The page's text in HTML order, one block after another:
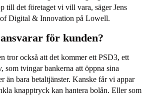
till det företaget vi vill vara, säger Jens
Digital & Innovation på Lowell.
för kunden?
tror också att det kommer ett PSD3, ett
som tvingar bankerna att öppna sina
än bara betaltjänster. Kanske får vi appar
knapptryck kan hantera bolån. Eller som